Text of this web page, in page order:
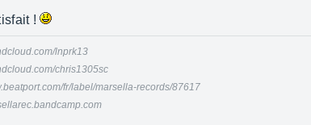
!
lnprk13
chris1305sc
fr/label/marsella-records/87617